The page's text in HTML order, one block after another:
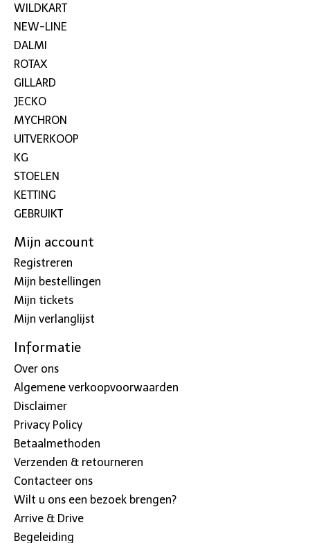
WILDKART
NEW-LINE
DALMI
ROTAX
GILLARD
JECKO
MYCHRON
UITVERKOOP
KG
STOELEN
KETTING
GEBRUIKT
Mijn account
Registreren
Mijn bestellingen
Mijn tickets
Mijn verlanglijst
Informatie
Over ons
Algemene verkoopvoorwaarden
Disclaimer
Privacy Policy
Betaalmethoden
Verzenden & retourneren
Contacteer ons
Wilt u ons een bezoek brengen?
Arrive & Drive
Begeleiding